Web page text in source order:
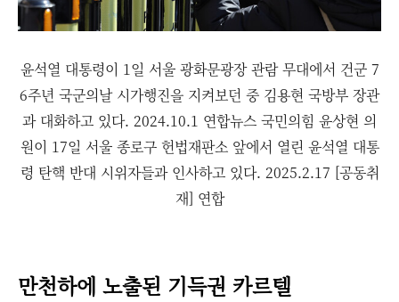
윤석열 대통령이 1일 서울 광화문광장 관람 무대에서 건군 7
6주년 국군의날 시가행진을 지켜보던 중 김용현 국방부 장관
과 대화하고 있다. 2024.10.1 연합뉴스 국민의힘 윤상현 의
원이 17일 서울 종로구 헌법재판소 앞에서 열린 윤석열 대통
령 탄핵 반대 시위자들과 인사하고 있다. 2025.2.17 [공동취
재] 연합
만천하에 노출된 기득권 카르텔